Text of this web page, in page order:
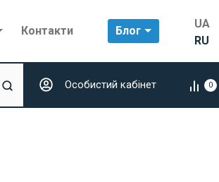
Контакти Блог
UA
RU
Особистий кабінет 0